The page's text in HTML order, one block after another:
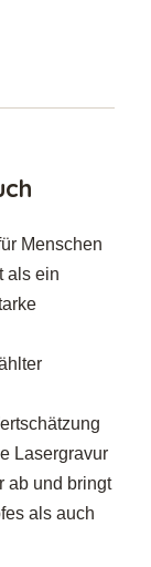
Menschen
als ein
Lasergravur
ab und bringt
als auch